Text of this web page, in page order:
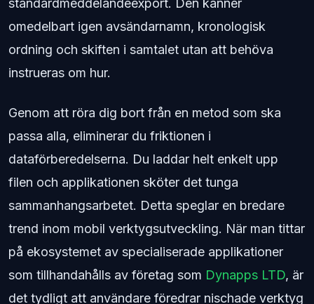
omedelbart igen avsändarnamn, kronologisk
ordning och skiften i samtalet utan att behöva
instrueras om hur.
Genom att röra dig bort från en metod som ska
passa alla, eliminerar du friktionen i
dataförberedelserna. Du laddar helt enkelt upp
filen och applikationen sköter det tunga
sammanhangsarbetet. Detta speglar en bredare
trend inom mobil verktygsutveckling. När man tittar
på ekosystemet av specialiserade applikationer
som tillhandahålls av företag som Dynapps LTD, är
det tydligt att användare föredrar nischade verktyg